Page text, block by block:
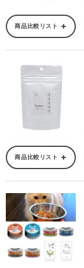
商品比較リスト
商品比較リスト